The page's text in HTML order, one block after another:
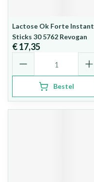
Lactose Ok Forte Instant
Sticks 30 5762 Revogan
€ 17,35
Bestel